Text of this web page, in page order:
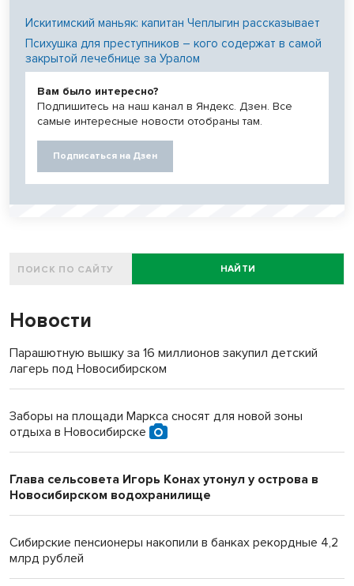
Искитимский маньяк: капитан Чеплыгин рассказывает
Психушка для преступников – кого содержат в самой
закрытой лечебнице за Уралом
Вам было интересно?
Подпишитесь на наш канал в Яндекс. Дзен. Все
самые интересные новости отобраны там.
Подписаться на Дзен
НАЙТИ
Новости
Парашютную вышку за 16 миллионов закупил детский
лагерь под Новосибирском
Заборы на площади Маркса сносят для новой зоны
отдыха в Новосибирске
Глава сельсовета Игорь Конах утонул у острова в
Новосибирском водохранилище
Сибирские пенсионеры накопили в банках рекордные 4,2
млрд рублей